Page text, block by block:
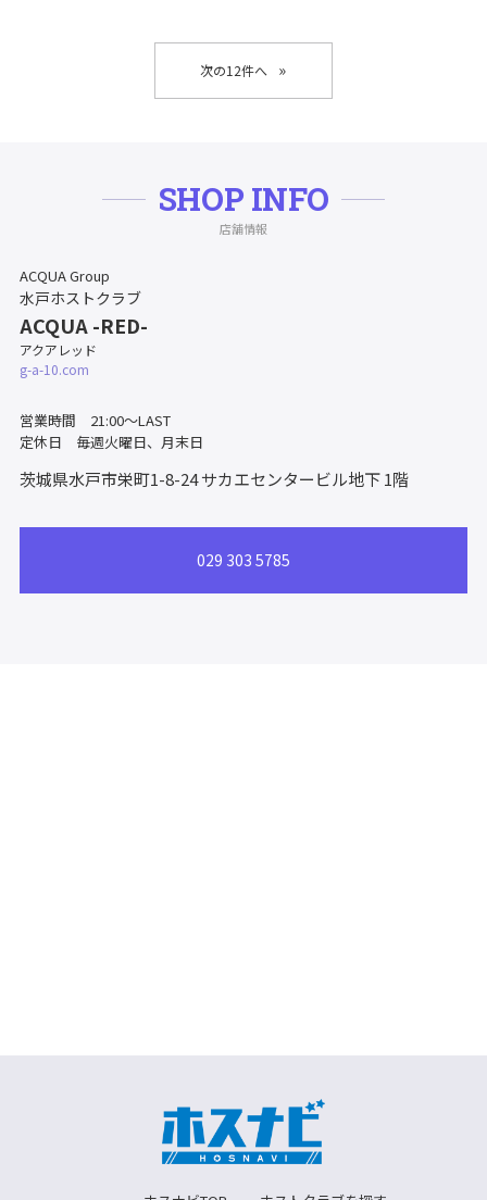
»
SHOP INFO
店舗情報
ACQUA Group
水戸ホストクラブ
ACQUA -RED-
アクアレッド
g-a-10.com
営業時間 21:00～LAST
定休日 毎週火曜日、月末日
茨城県水戸市栄町1-8-24サカエセンタービル地下 1階
029 303 5785